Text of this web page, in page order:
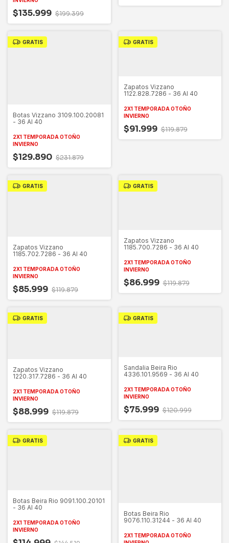
$135.999 $199.399
GRATIS
Botas Vizzano 3109.100.20081
- 36 Al 40
2X1 TEMPORADA OTOÑO
INVIERNO
$129.890 $231.879
GRATIS
Zapatos Vizzano
1122.828.7286 - 36 Al 40
2X1 TEMPORADA OTOÑO
INVIERNO
$91.999 $119.879
GRATIS
Zapatos Vizzano
1185.702.7286 - 36 Al 40
2X1 TEMPORADA OTOÑO
INVIERNO
$85.999 $119.879
GRATIS
Zapatos Vizzano
1185.700.7286 - 36 Al 40
2X1 TEMPORADA OTOÑO
INVIERNO
$86.999 $119.879
GRATIS
Zapatos Vizzano
1220.317.7286 - 36 Al 40
2X1 TEMPORADA OTOÑO
INVIERNO
$88.999 $119.879
GRATIS
Sandalia Beira Rio
4336.101.9569 - 36 Al 40
2X1 TEMPORADA OTOÑO
INVIERNO
$75.999 $120.999
GRATIS
Botas Beira Rio 9091.100.20101
- 36 Al 40
2X1 TEMPORADA OTOÑO
INVIERNO
GRATIS
Botas Beira Rio
9076.110.31244 - 36 Al 40
2X1 TEMPORADA OTOÑO